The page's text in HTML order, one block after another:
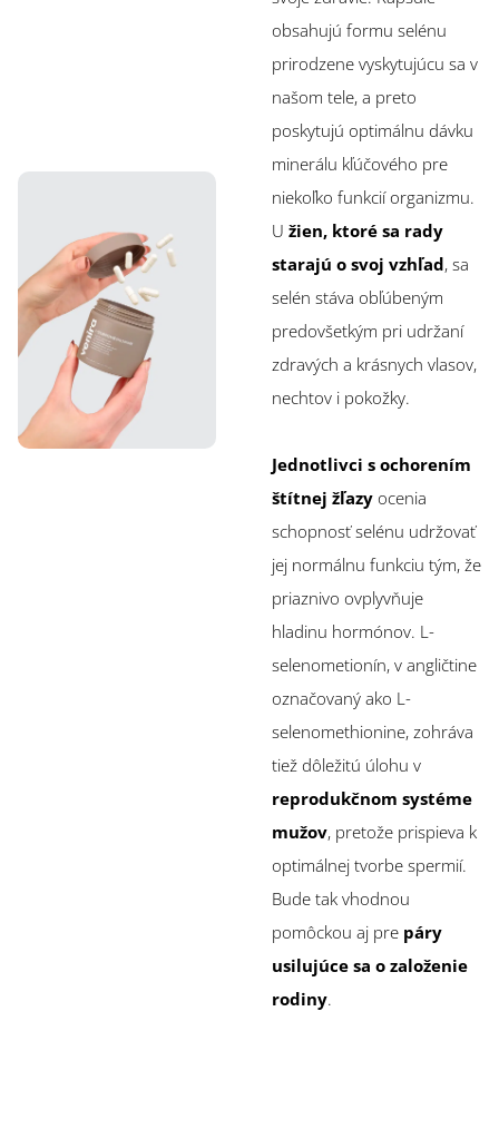
obsahujú formu selénu
prirodzene vyskytujúcu sa v
našom tele, a preto
poskytujú optimálnu dávku
minerálu kľúčového pre
niekoľko funkcií organizmu.
U žien, ktoré sa rady
starajú o svoj vzhľad, sa
selén stáva obľúbeným
predovšetkým pri udržaní
zdravých a krásnych vlasov,
nechtov i pokožky.
Jednotlivci s ochorením
štítnej žľazy ocenia
schopnosť selénu udržovať
jej normálnu funkciu tým, že
priaznivo ovplyvňuje
hladinu hormónov. L-
selenometionín, v angličtine
označovaný ako L-
selenomethionine, zohráva
tiež dôležitú úlohu v
reprodukčnom systéme
mužov, pretože prispieva k
optimálnej tvorbe spermií.
Bude tak vhodnou
pomôckou aj pre páry
usilujúce sa o založenie
rodiny.